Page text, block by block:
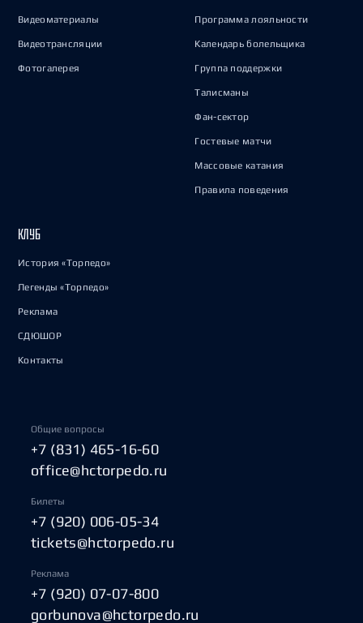
Видеоматериалы
Видеотрансляции
Фотогалерея
Программа лояльности
Календарь болельщика
Группа поддержки
Талисманы
Фан-сектор
Гостевые матчи
Массовые катания
Правила поведения
КЛУБ
История «Торпедо»
Легенды «Торпедо»
Реклама
СДЮШОР
Контакты
Общие вопросы
+7 (831) 465-16-60
office@hctorpedo.ru
Билеты
+7 (920) 006-05-34
tickets@hctorpedo.ru
Реклама
+7 (920) 07-07-800
gorbunova@hctorpedo.ru